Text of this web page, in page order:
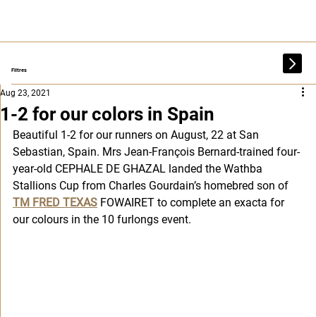
Filtres
1-2 for our colors in Spain
Aug 23, 2021
Beautiful 1-2 for our runners on August, 22 at San
Sebastian, Spain. Mrs Jean-François Bernard-trained four-
year-old CEPHALE DE GHAZAL landed the Wathba
Stallions Cup from Charles Gourdain’s homebred son of
TM FRED TEXAS FOWAIRET to complete an exacta for
our colours in the 10 furlongs event.